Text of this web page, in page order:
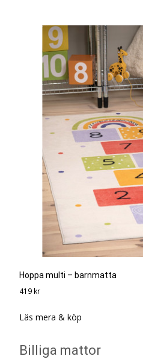
Hoppa multi – barnmatta
419 kr
Läs mera & köp
Billiga mattor